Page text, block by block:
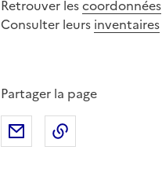
Retrouver lescoordonnées
Consulter leurs inventaires
Partager la page
Partager par mail